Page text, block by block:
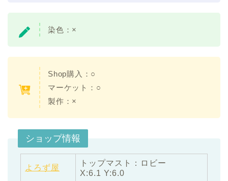
染色：×
Shop購入：○
マーケット：○
製作：×
ショップ情報
よろず屋
トップマスト：ロビー
X:6.1 Y:6.0